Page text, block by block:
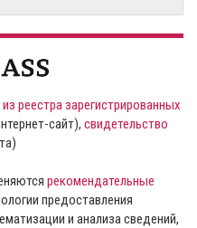
реестра зарегистрированных
сайт), свидетельство
рекомендательные
предоставления
и анализа сведений,